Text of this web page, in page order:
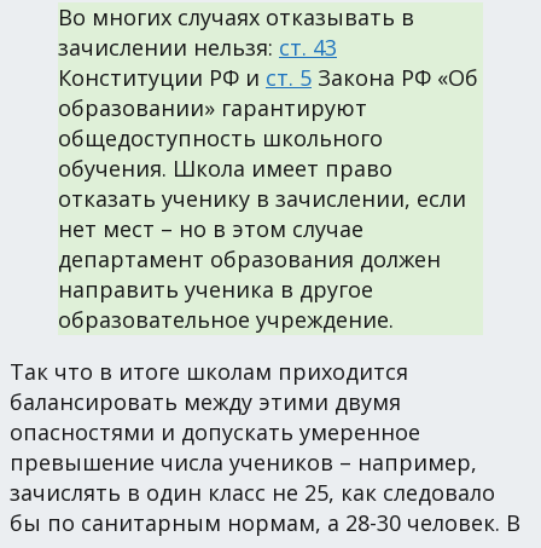
Во многих случаях отказывать в
зачислении нельзя: ст. 43
Конституции РФ и ст. 5 Закона РФ «Об
образовании» гарантируют
общедоступность школьного
обучения. Школа имеет право
отказать ученику в зачислении, если
нет мест – но в этом случае
департамент образования должен
направить ученика в другое
образовательное учреждение.
Так что в итоге школам приходится
балансировать между этими двумя
опасностями и допускать умеренное
превышение числа учеников – например,
зачислять в один класс не 25, как следовало
бы по санитарным нормам, а 28-30 человек. В